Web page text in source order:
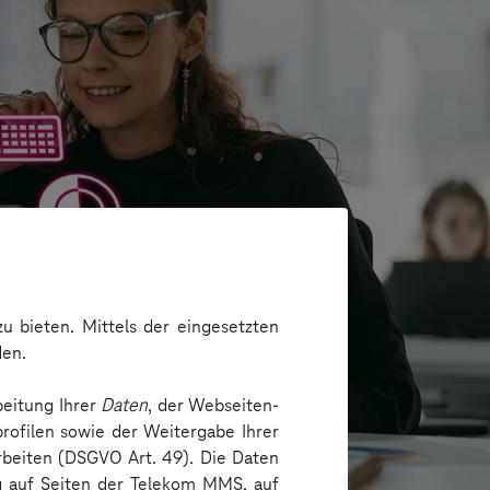
bieten. Mittels der eingesetzten
Ihrer Daten, der Webseiten-
sowie der Weitergabe Ihrer
(DSGVO Art. 49). Die Daten
Seiten der Telekom MMS, auf